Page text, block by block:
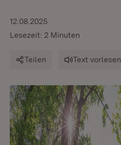
12.08.2025
Lesezeit: 2 Minuten
Teilen Text vorlesen